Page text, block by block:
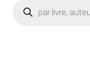
produits